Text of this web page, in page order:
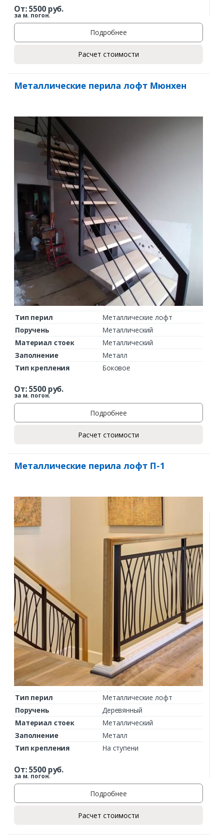
Заказать
Ваш телефон*
Комментарий к заказу
От:5500руб.
за м. погон.
Подробнее
Расчет стоимости
Металлические перила лофт Мюнхен
Тип перил
Металлические лофт
Поручень
Металлический
Материал стоек
Металлический
Заполнение
Металл
Тип крепления
Боковое
От:5500руб.
за м. погон.
Подробнее
Расчет стоимости
Металлические перила лофт П-1
Тип перил
Металлические лофт
Поручень
Деревянный
Материал стоек
Металлический
Заполнение
Металл
Тип крепления
На ступени
От:5500руб.
за м. погон.
Подробнее
Расчет стоимости